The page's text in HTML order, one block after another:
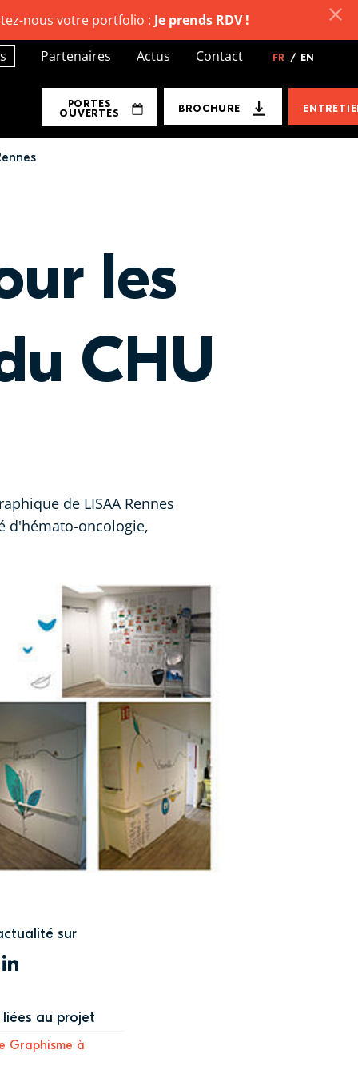
les
CHU
de LISAA Rennes
d'hémato-oncologie,
sur
au projet
Graphisme à
Partenaires Actus Contact FR / EN
PORTES
OUVERTES
BROCHURE
nous votre portfolio : Je prends RDV!